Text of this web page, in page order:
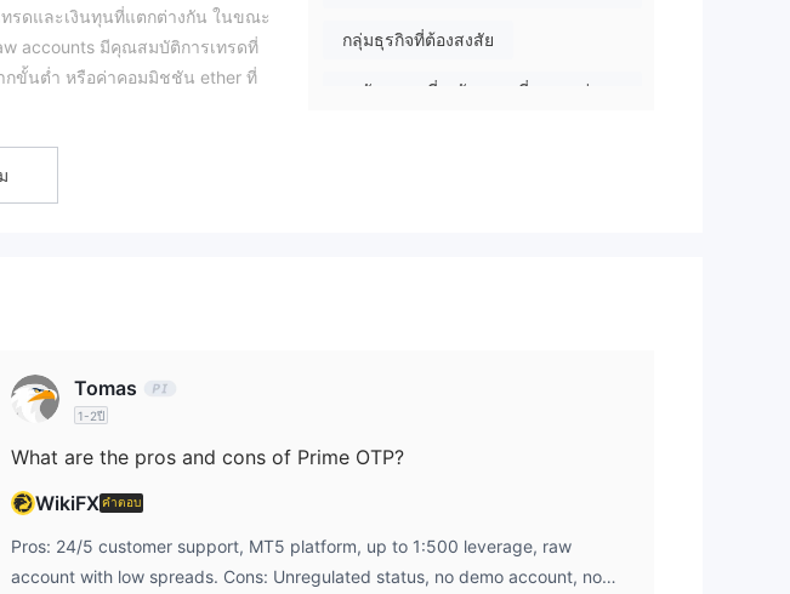
รดและเงินทุนที่แตกต่างกัน ในขณะ
accounts มีคุณสมบัติการเทรดที่
ากขั้นต่ำ หรือค่าคอมมิชชัน ether ที่
นัส
ทมีข้อจำกัดเกี่ยวกับการโอนและ
ฟอร์มตามข้อมูลที่สามารถเข้าถึงได้
ยู่
ตให้ลูกค้าซื้อขายคู่สกุลเงิน forex
แล้ว Prime OTP ยังสนับสนุน
กลุ่มธุรกิจที่ต้องสงสัย
ระวังความเสี่ยงอันตรายที่อาจจะซ่อน
Tomas
1-2ปี
What are the pros and cons of Prime OTP?
WikiFXคำตอบ
Pros: 24/5 customer support, MT5 platform, up to 1:500 leverage, raw
account with low spreads. Cons: Unregulated status, no demo account, no